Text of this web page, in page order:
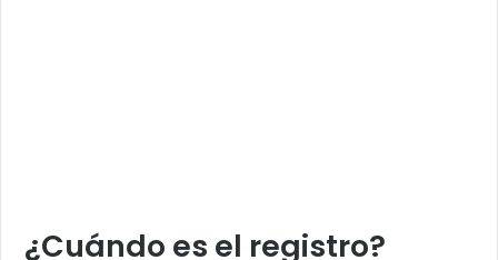
¿Cuándo es el registro?